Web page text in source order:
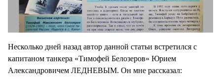
Несколько дней назад автор данной статьи встретился с
капитаном танкера «Тимофей Белозеров» Юрием
Александровичем ЛЕДНЕВЫМ. Он мне рассказал: